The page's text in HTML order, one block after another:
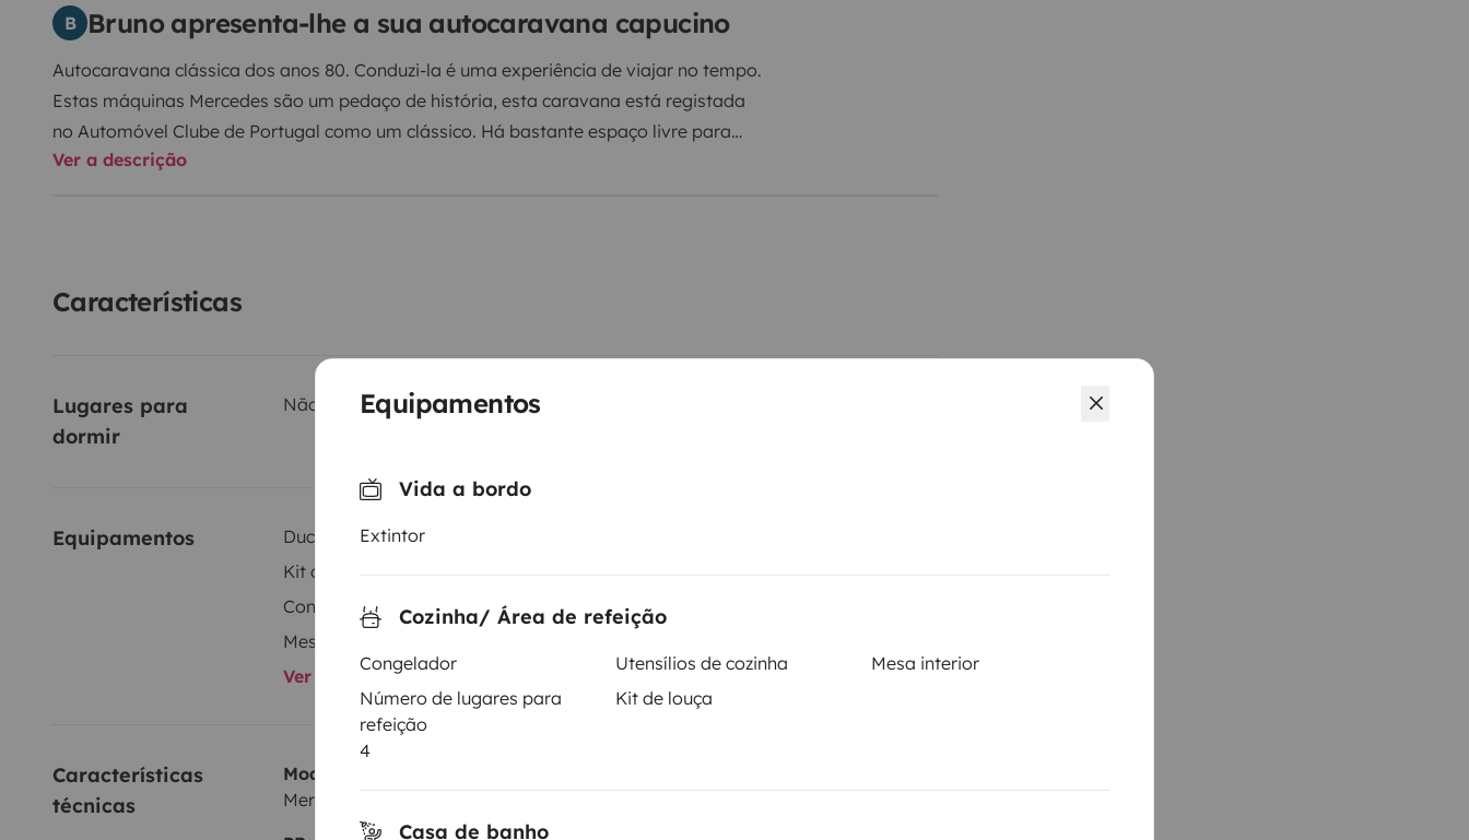
Equipamentos
Vida a bordo
Extintor
Cozinha/ Área de refeição
Congelador Utensílios de cozinha
Mesa interior
Número de lugares para
refeição
4
Kit de louça
Casa de banho
B Bruno apresenta-lhe a sua autocaravana capucino
Autocaravana clássica dos anos 80. Conduzi-la é uma experiência de viajar no tempo.
Estas máquinas Mercedes são um pedaço de história, esta caravana está registada
no Automóvel Clube de Portugal como um clássico. Há bastante espaço livre para
andar em pé dentro da caravana, porque há sempre uma cama pronta no segundo
Keep calm, enjoy the ride!
Ver a descrição
Características
Lugares para
dormir
Não especificado
Equipamentos Duche interior
Kit de louça
Sanitas portáteis
Congelador
Utensílios de cozinha
Mesa interior
Ver todos os equipamentos
Características
técnicas
Modelo
Mercedes TABBERT 540